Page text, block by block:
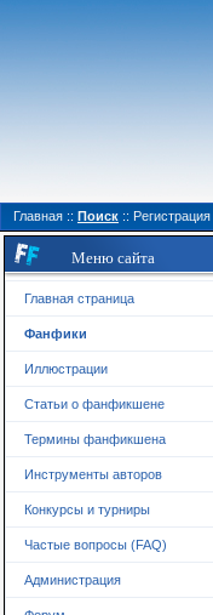
Главная :: Поиск :: Регистрация
Меню сайта
Главная страница
Фанфики
Иллюстрации
Статьи о фанфикшене
Термины фанфикшена
Инструменты авторов
Конкурсы и турниры
Частые вопросы (FAQ)
Администрация